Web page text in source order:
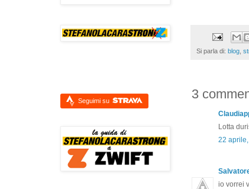
Si parla di: blog
3
Lotta
22
io vorrei
Seguimi su